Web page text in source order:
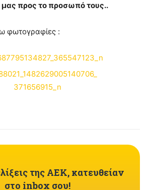
προς το προσωπό τους..
φωτογραφίες :